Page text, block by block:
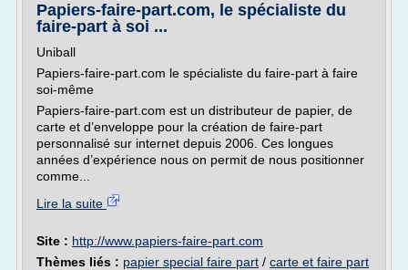
Papiers-faire-part.com, le spécialiste du
faire-part à soi ...
Uniball
Papiers-faire-part.com le spécialiste du faire-part à faire
soi-même
Papiers-faire-part.com est un distributeur de papier, de
carte et d’enveloppe pour la création de faire-part
personnalisé sur internet depuis 2006. Ces longues
années d’expérience nous on permit de nous positionner
comme...
Lire la suite
Site : http://www.papiers-faire-part.com
Thèmes liés : papier special faire part / carte et faire part